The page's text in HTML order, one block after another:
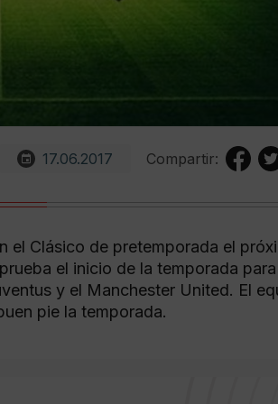
17.06.2017 Compartir:
el Clásico de pretemporada el
el inicio de la temporada
y el Manchester United. El
pie la temporada.